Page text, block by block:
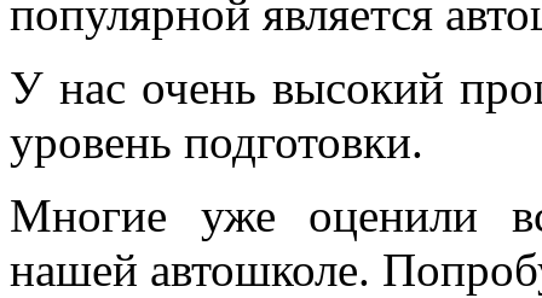
популярной является
У нас очень высокий
уровень подготовки.
Многие уже оценили
нашей автошколе.